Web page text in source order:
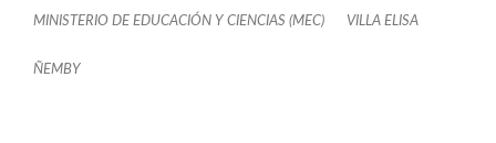
MINISTERIO DE EDUCACIÓN Y CIENCIAS (MEC) VILLA ELISA
ÑEMBY